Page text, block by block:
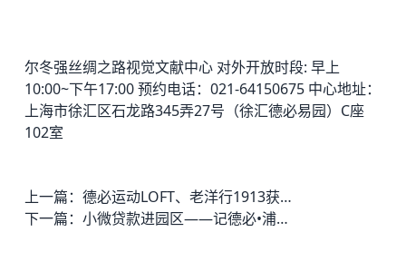
尔冬强丝绸之路视觉文献中心 对外开放时段: 早上
10:00~下午17:00 预约电话：021-64150675 中心地址：
上海市徐汇区石龙路345弄27号（徐汇德必易园）C座
102室
上一篇：
德必运动LOFT、老洋行1913获评虹口区区级产业园区
下一篇：
小微贷款进园区——记德必•浦发银行“2015春季客户联谊会”